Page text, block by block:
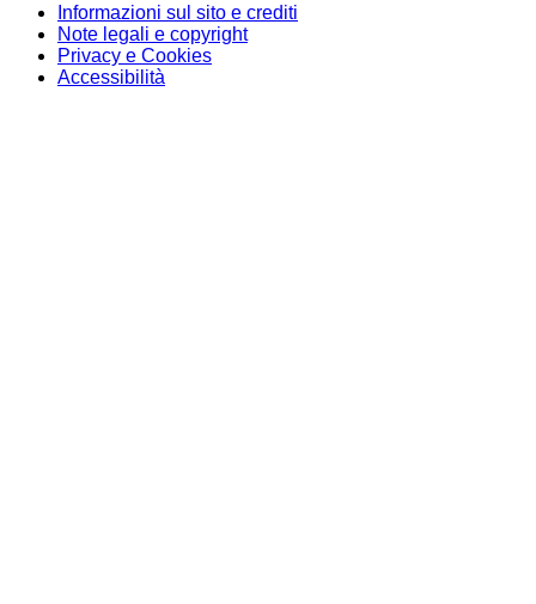
Informazioni sul sito e crediti
Note legali e copyright
Privacy e Cookies
Accessibilità